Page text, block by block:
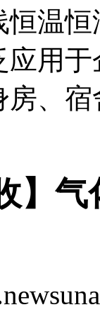
温
用
、
】